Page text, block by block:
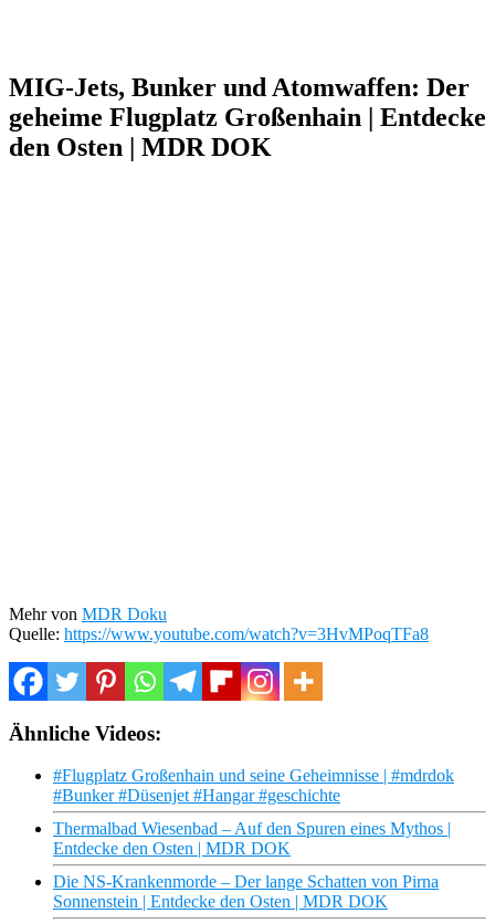
MIG-Jets, Bunker und Atomwaffen: Der
geheime Flugplatz Großenhain | Entdecke
den Osten | MDR DOK
Mehr von MDR Doku
Quelle: https://www.youtube.com/watch?v=3HvMPoqTFa8
Ähnliche Videos:
#Flugplatz Großenhain und seine Geheimnisse | #mdrdok
#Bunker #Düsenjet #Hangar #geschichte
Thermalbad Wiesenbad – Auf den Spuren eines Mythos |
Entdecke den Osten | MDR DOK
Die NS-Krankenmorde – Der lange Schatten von Pirna
Sonnenstein | Entdecke den Osten | MDR DOK